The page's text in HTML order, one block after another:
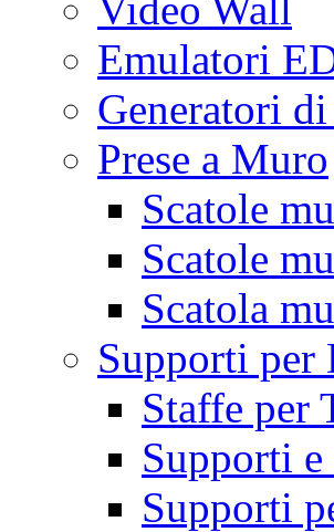
Emulatori
Generatori
Prese a Muro
Scatole
Scatole
Scatola
Supporti per
Staffe per
Supporti
Supporti